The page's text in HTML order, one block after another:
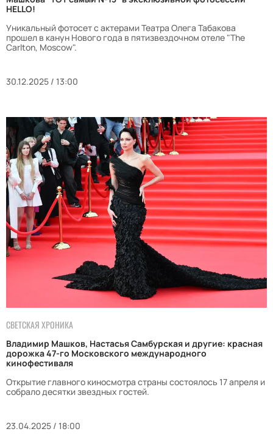
HELLO!
Уникальный фотосет с актерами Театра Олега Табакова
прошел в канун Нового года в пятизвездочном отеле "The
Carlton, Moscow".
30.12.2025 / 13:00
СВЕТСКАЯ ХРОНИКА
Владимир Машков, Настасья Самбурская и другие: красная
дорожка 47-го Московского международного
кинофестиваля
Открытие главного киносмотра страны состоялось 17 апреля и
собрало десятки звездных гостей.
23.04.2025 / 18:00